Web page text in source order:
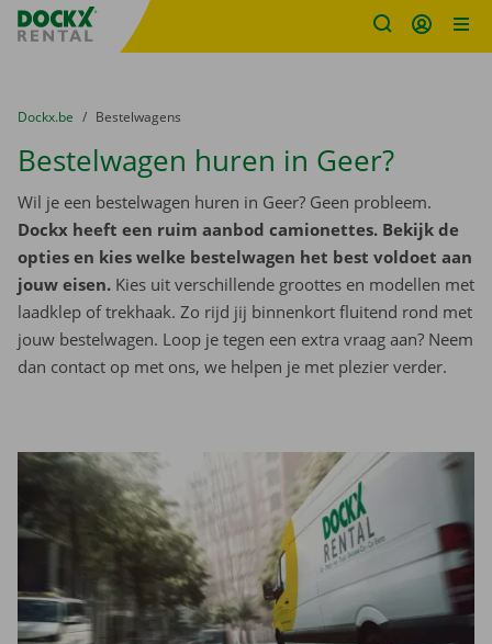
Fratello DEMO
U bevindt zich hier:
van
Dockx.be naar
Bestelwagens
Bestelwagen huren in Geer?
Wil je een bestelwagen huren in Geer? Geen probleem.
Dockx heeft een ruim aanbod camionettes. Bekijk de
opties en kies welke bestelwagen het best voldoet aan
jouw eisen. Kies uit verschillende groottes en modellen met
laadklep of trekhaak. Zo rijd jij binnenkort fluitend rond met
jouw bestelwagen. Loop je tegen een extra vraag aan? Neem
dan contact op met ons, we helpen je met plezier verder.